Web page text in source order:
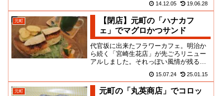
バックボーンはよくわからない...
14.12.05 19.06.28
元町
【閉店】元町の「ハナカフ
ェ」でマグロかつサンド
代官坂に出来たフラワーカフェ。明治か
ら続く「宮崎生花店」が先ごろリニュー
アルしました。それっぽい風情が残るお
っていたのですが、そうですか...
15.07.24 25.01.15
元町
元町の「丸英商店」でコロッ